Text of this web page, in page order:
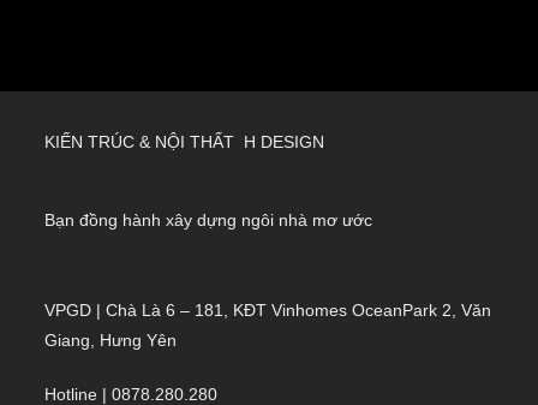
KIẾN TRÚC & NỘI THẤT H DESIGN
Bạn đồng hành xây dựng ngôi nhà mơ ước
VPGD | Chà Là 6 – 181, KĐT Vinhomes OceanPark 2, Văn
Giang, Hưng Yên
Hotline | 0878.280.280